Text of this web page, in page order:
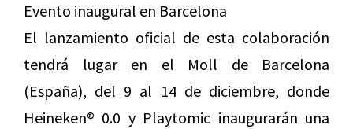
Evento inaugural en Barcelona
El lanzamiento oficial de esta colaboración
tendrá lugar en el Moll de Barcelona
(España), del 9 al 14 de diciembre, donde
Heineken® 0.0 y Playtomic inaugurarán una